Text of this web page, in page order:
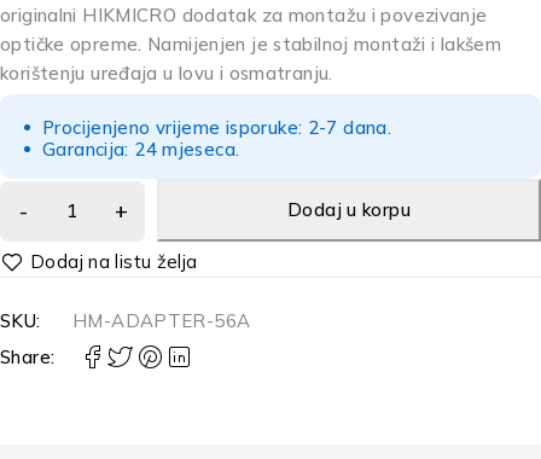
originalni HIKMICRO dodatak za montažu i povezivanje
optičke opreme. Namijenjen je stabilnoj montaži i lakšem
korištenju uređaja u lovu i osmatranju.
Procijenjeno vrijeme isporuke: 2-7 dana.
Garancija: 24 mjeseca.
Dodaj u korpu
Alternative:
SKU:
HM-ADAPTER-56A
Share: